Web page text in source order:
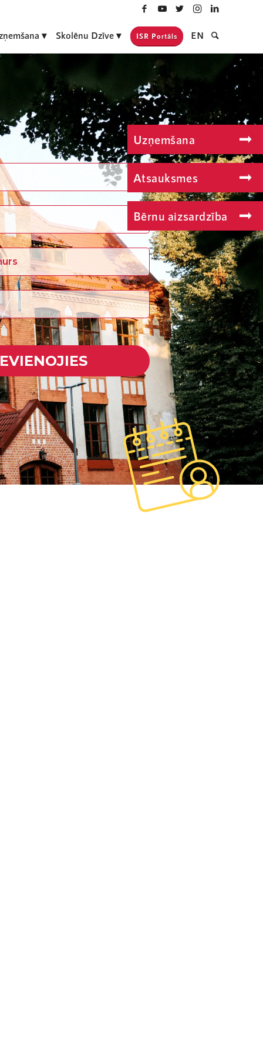
Uzņemšana
Atsauksmes
Bērnu aizsardzība
Skolēnu Dzīve ISR Portāls EN